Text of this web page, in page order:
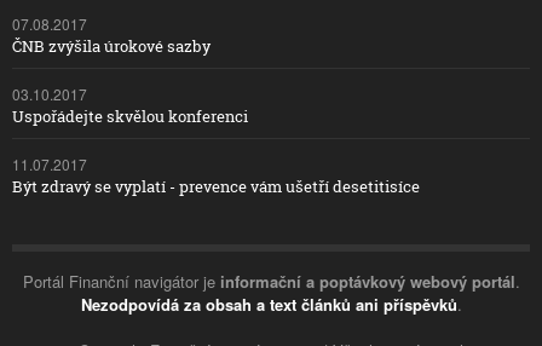
07.08.2017
ČNB zvýšila úrokové sazby
03.10.2017
Uspořádejte skvělou konferenci
11.07.2017
Být zdravý se vyplatí - prevence vám ušetří desetitisíce
Portál Finanční navigátor je informační a poptávkový webový portál.
Nezodpovídá za obsah a text článků ani příspěvků.